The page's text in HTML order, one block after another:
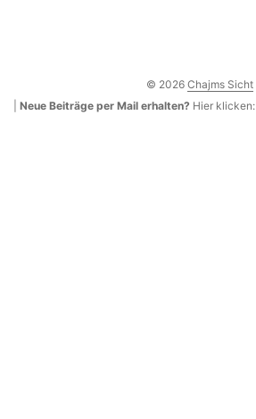
© 2026 Chajms Sicht
Neue Beiträge per Mail erhalten? Hier klicken: